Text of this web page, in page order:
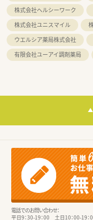
株式会社ヘルシーワーク
株式会社ユニスマイル
ウエルシア薬局株式会社
有限会社ユーアイ調剤薬局
電話でのお問い合わせ：
平日9：30-19：00 土日10：00-19：